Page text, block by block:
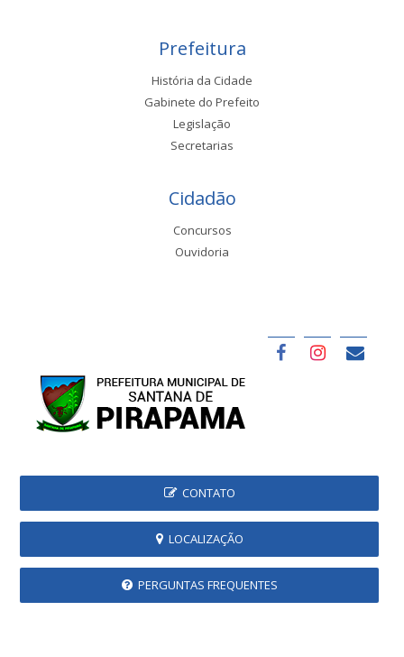
Prefeitura
História da Cidade
Gabinete do Prefeito
Legislação
Secretarias
Cidadão
Concursos
Ouvidoria
CONTATO
LOCALIZAÇÃO
PERGUNTAS FREQUENTES